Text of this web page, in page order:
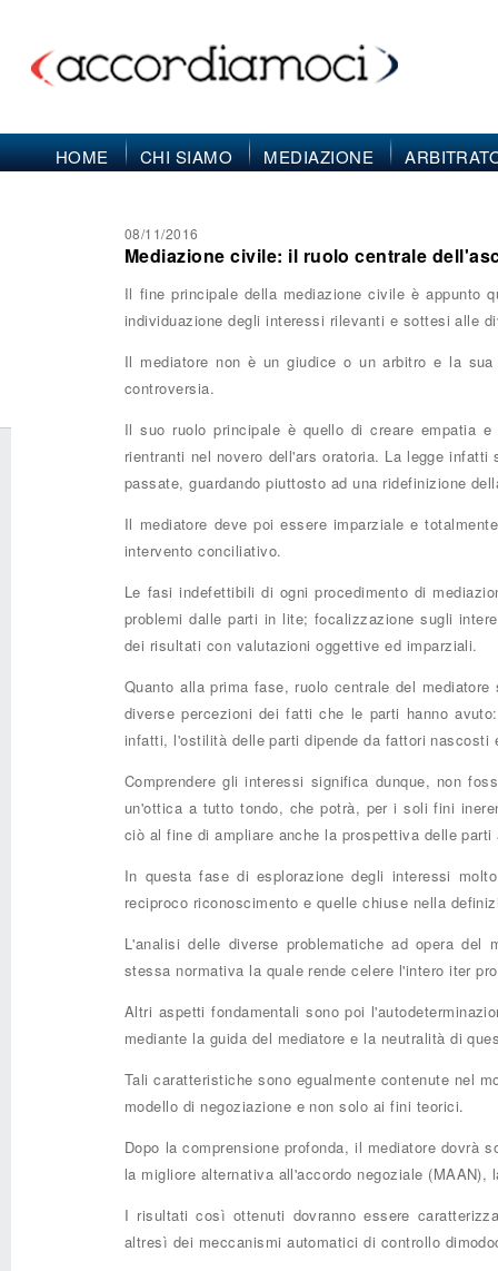
HOME CHI SIAMO MEDIAZIONE
08/11/2016
Mediazione civile: il ruolo centrale
Il fine principale della mediazione civile è appunto
individuazione degli interessi rilevanti e sottesi alle
Il mediatore non è un giudice o un arbitro e la
controversia.
Il suo ruolo principale è quello di creare empatia
rientranti nel novero dell'ars oratoria. La legge
passate, guardando piuttosto ad una ridefinizione
Il mediatore deve poi essere imparziale e
intervento conciliativo.
Le fasi indefettibili di ogni procedimento di
problemi dalle parti in lite; focalizzazione sugli
dei risultati con valutazioni oggettive ed imparziali.
Quanto alla prima fase, ruolo centrale del
diverse percezioni dei fatti che le parti hanno
infatti, l'ostilità delle parti dipende da fattori nascosti
Comprendere gli interessi significa dunque, non
un'ottica a tutto tondo, che potrà, per i soli fini
ciò al fine di ampliare anche la prospettiva delle
In questa fase di esplorazione degli interessi
reciproco riconoscimento e quelle chiuse nella
L'analisi delle diverse problematiche ad opera del
stessa normativa la quale rende celere l'intero iter
Altri aspetti fondamentali sono poi
mediante la guida del mediatore e la neutralità di
Tali caratteristiche sono egualmente contenute nel
modello di negoziazione e non solo ai fini teorici.
Dopo la comprensione profonda, il mediatore
la migliore alternativa all'accordo negoziale
I risultati così ottenuti dovranno essere
altresì dei meccanismi automatici di controllo